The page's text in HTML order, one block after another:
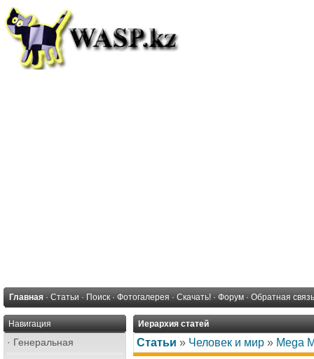
Главная · Статьи · Поиск · Фотогалерея · Скачать! · Форум · Обратная связь
Навигация
· Генеральная
Иерархия статей
Статьи » Человек и мир » Mega